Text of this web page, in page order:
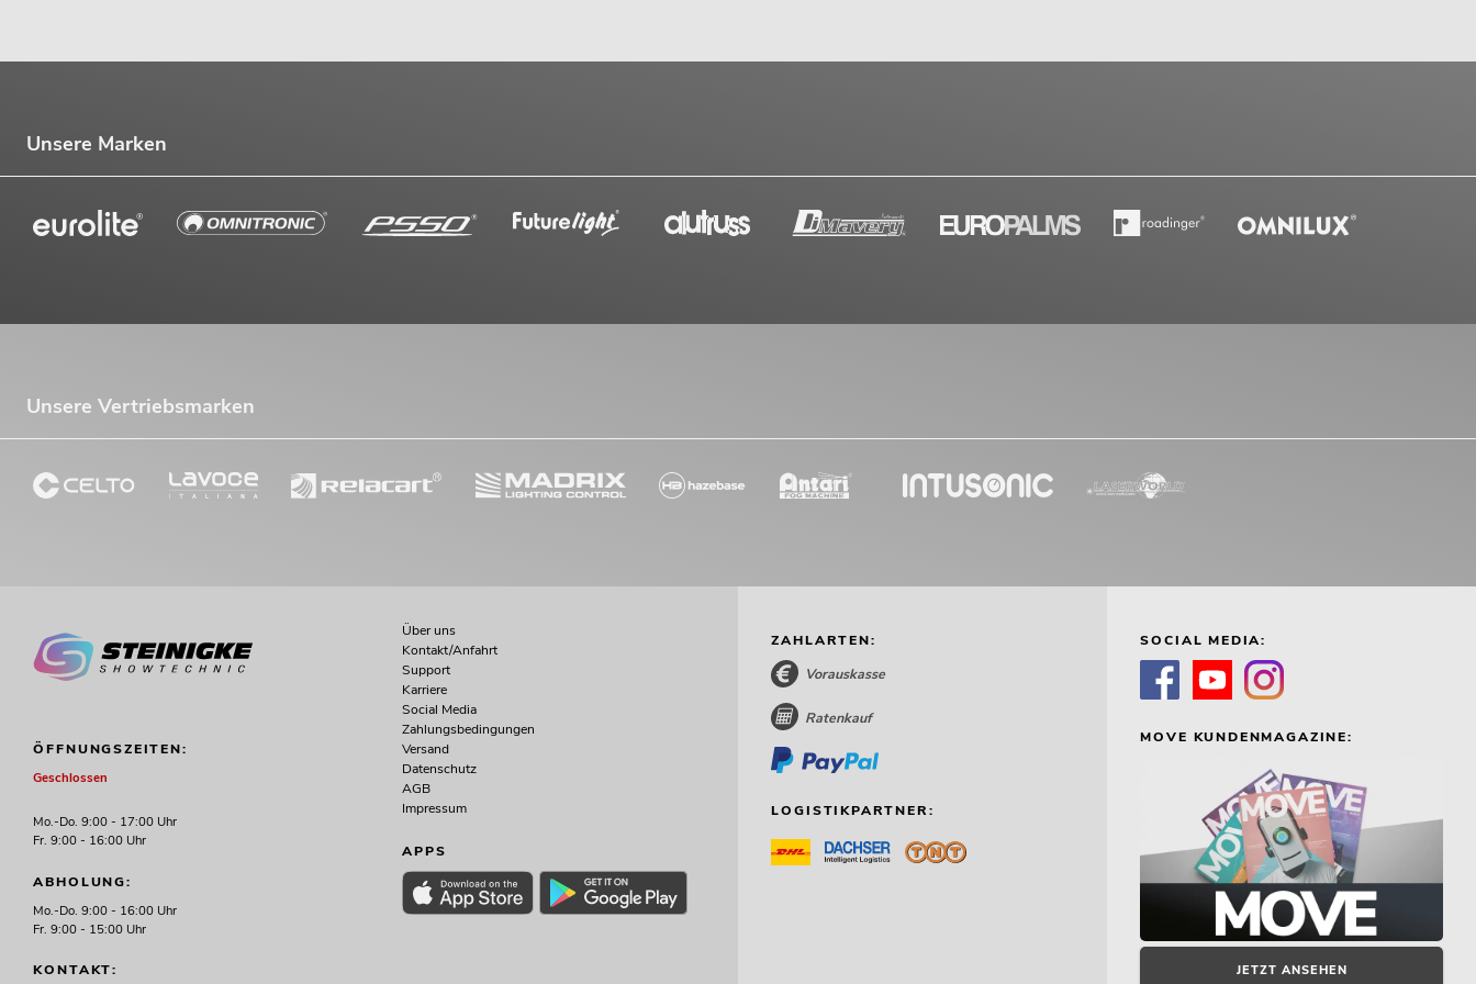
Unsere Marken
Unsere Vertriebsmarken
ÖFFNUNGSZEITEN:
Geschlossen
Mo.-Do. 9:00 - 17:00 Uhr
Fr. 9:00 - 16:00 Uhr
ABHOLUNG:
Mo.-Do. 9:00 - 16:00 Uhr
Fr. 9:00 - 15:00 Uhr
KONTAKT:
Über uns
Kontakt/Anfahrt
Support
Karriere
Social Media
Zahlungsbedingungen
Versand
Datenschutz
AGB
Impressum
APPS
ZAHLARTEN:
Vorauskasse
Ratenkauf
LOGISTIKPARTNER:
SOCIAL MEDIA:
MOVE KUNDENMAGAZINE:
JETZT ANSEHEN